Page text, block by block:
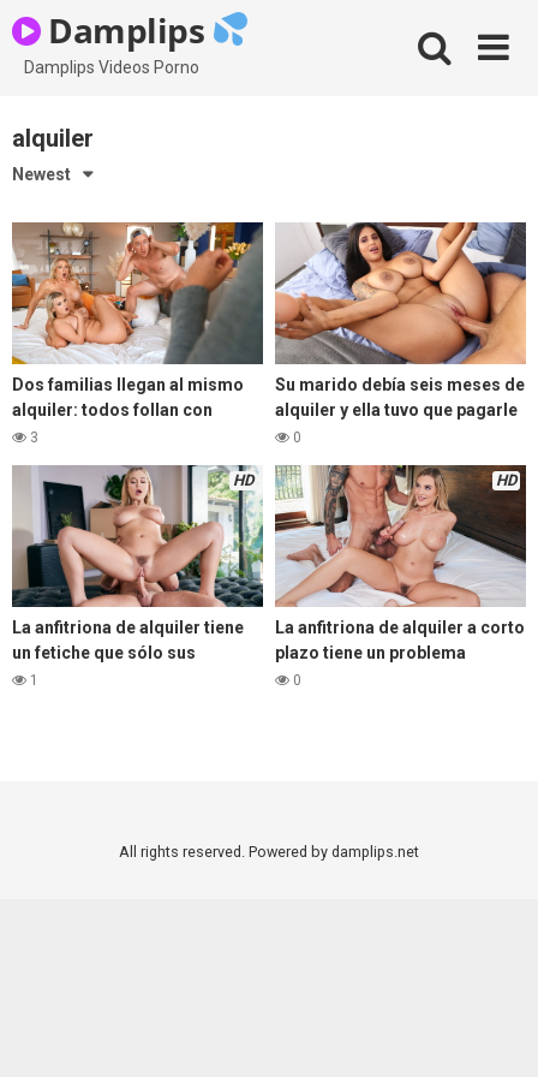
to
content
Damplips
Damplips Videos Porno
alquiler
Newest
Dos familias llegan al mismo
alquiler: todos follan con
todos
3
Su marido debía seis meses de
alquiler y ella tuvo que pagarle
al propietario.
0
HD
La anfitriona de alquiler tiene
un fetiche que sólo sus
invitados conocen
1
HD
La anfitriona de alquiler a corto
plazo tiene un problema
secreto que nadie conoce
0
All rights reserved. Powered by damplips.net